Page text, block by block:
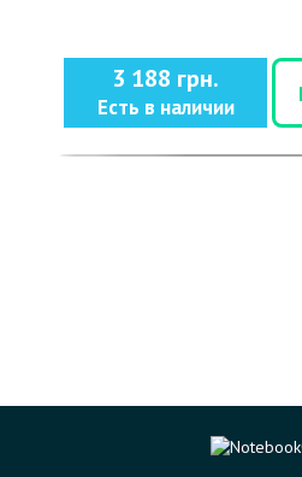
3 188 грн.
Есть в наличии